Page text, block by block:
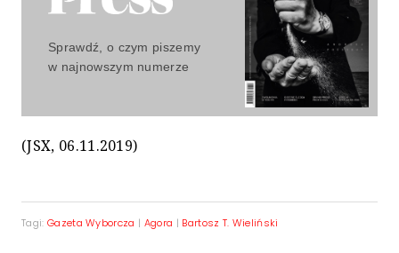
Sprawdź, o czym piszemy
w najnowszym numerze
(JSX, 06.11.2019)
Tagi: Gazeta Wyborcza | Agora | Bartosz T. Wieliński